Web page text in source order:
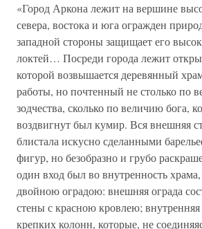
«Город Аркона лежит на вершине
севера, востока и юга огражден
западной стороны защищает его
локтей… Посреди города лежит
которой возвышается деревянный
работы, но почтенный не столько по
зодчества, сколько по величию бога,
воздвигнут был кумир. Вся внешняя
блистала искусно сделанными
фигур, но безобразно и грубо
один вход был во внутренность
двойною оградою: внешняя ограда
стены с красною кровлею;
крепких колонн, которые, не